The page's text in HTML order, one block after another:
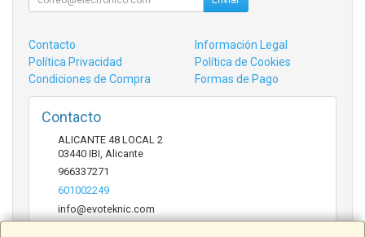
Contacto
Información Legal
Política Privacidad
Política de Cookies
Condiciones de Compra
Formas de Pago
Contacto
ALICANTE 48 LOCAL 2
03440 IBI Alicante
966337271
601002249
info@evoteknic.com